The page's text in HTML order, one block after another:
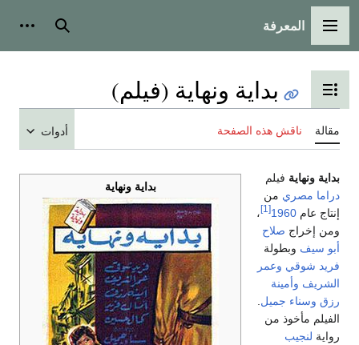
القائمة الرئيسية
المعرفة بحث
تبديل عرض جدول المحتويات
بداية ونهاية (فيلم)
مقالة ناقش هذه الصفحة أدوات
بداية ونهاية
بداية ونهاية فيلم
دراما مصري من
إنتاج عام 1960
[1]
،
ومن إخراج صلاح
أبو سيف وبطولة
فريد شوقي وعمر
الشريف وأمينة
رزق وسناء جميل
الفيلم مأخوذ من
رواية لنجيب